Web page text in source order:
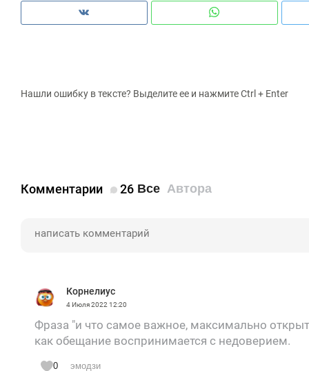
Нашли ошибку в тексте? Выделите ее и нажмите Ctrl + Enter
Комментарии 26 Все Автора
Корнелиус
4 Июля 202212:20
Фраза "и что самое важное, максимально
как обещание воспринимается с недоверием.
0 эмодзи